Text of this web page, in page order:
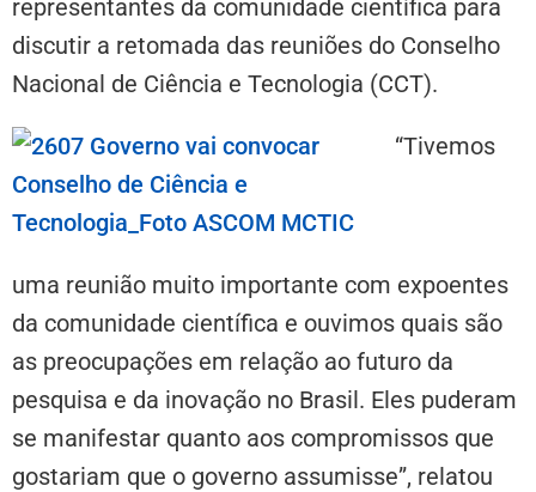
representantes da comunidade científica para
discutir a retomada das reuniões do Conselho
Nacional de Ciência e Tecnologia (CCT).
“Tivemos
uma reunião muito importante com expoentes
da comunidade científica e ouvimos quais são
as preocupações em relação ao futuro da
pesquisa e da inovação no Brasil. Eles puderam
se manifestar quanto aos compromissos que
gostariam que o governo assumisse”, relatou